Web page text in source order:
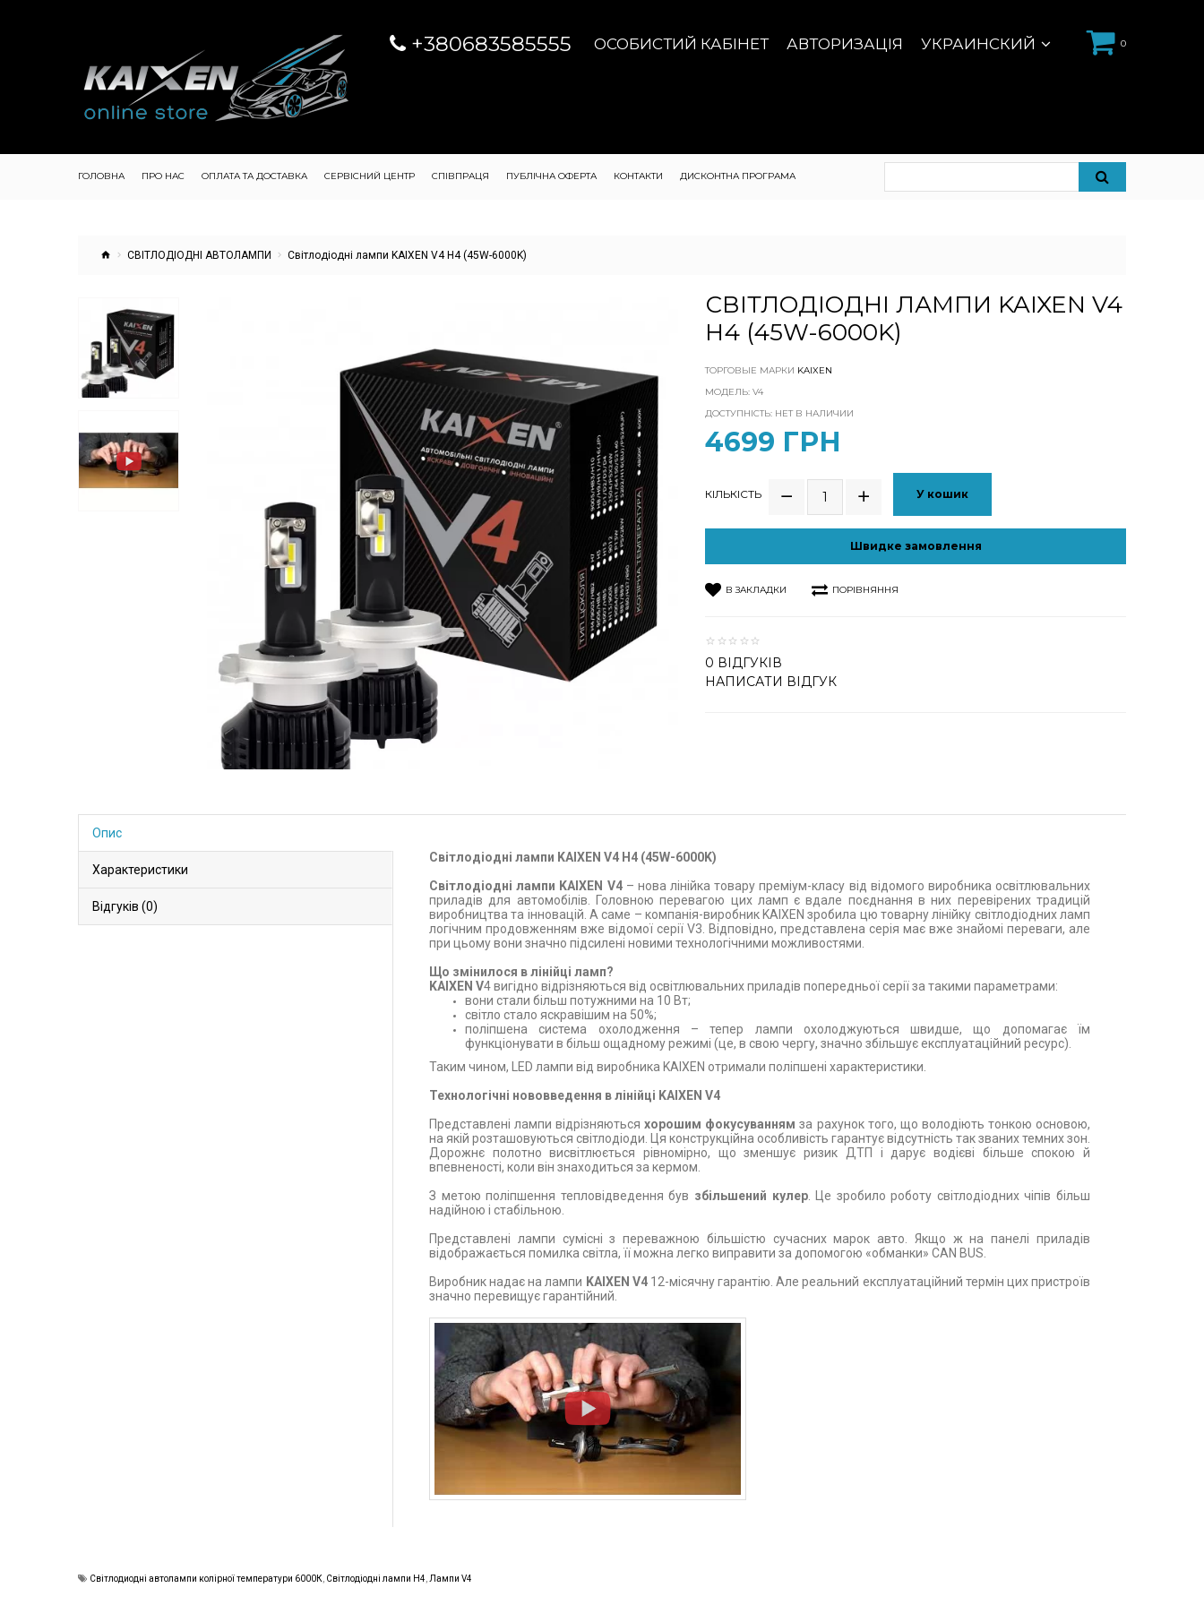
0
ОСОБИСТИЙ КАБІНЕТ
+380683585555 АВТОРИЗАЦІЯ УКРАИНСКИЙ
ГОЛОВНА ПРО НАС ОПЛАТА ТА ДОСТАВКА СЕРВІСНИЙ ЦЕНТР СПІВПРАЦЯ ПУБЛІЧНА ОФЕРТА КОНТАКТИ ДИСКОНТНА ПРОГРАМА
СВІТЛОДІОДНІ АВТОЛАМПИ Світлодіодні лампи KAIXEN V4 H4 (45W-6000K)
СВІТЛОДІОДНІ ЛАМПИ KAIXEN V4
H4 (45W-6000K)
ТОРГОВЫЕ МАРКИ KAIXEN
МОДЕЛЬ: V4
ДОСТУПНІСТЬ: НЕТ В НАЛИЧИИ
4699 ГРН
КІЛЬКІСТЬ У кошик
Швидке замовлення
В ЗАКЛАДКИ ПОРІВНЯННЯ
0 ВІДГУКІВ
НАПИСАТИ ВІДГУК
Опис
Характеристики
Відгуків (0)
Світлодіодні лампи KAIXEN V4 H4 (45W-6000K)
Світлодіодні лампи KAIXEN V4– нова лінійка товару преміум-класу від відомого виробника освітлювальних
приладів для автомобілів. Головною перевагою цих ламп є вдале поєднання в них перевірених традицій
виробництва та інновацій. А саме – компанія-виробник KAIXEN зробила цю товарну лінійку світлодіодних ламп
логічним продовженням вже відомої серії V3. Відповідно, представлена серія має вже знайомі переваги, але
при цьому вони значно підсилені новими технологічними можливостями.
Що змінилося в лінійці ламп?
KAIXEN V4 вигідно відрізняються від освітлювальних приладів попередньої серії за такими параметрами:
вони стали більш потужними на 10 Вт;
світло стало яскравішим на 50%;
поліпшена система охолодження – тепер лампи охолоджуються швидше, що допомагає їм
функціонувати в більш ощадному режимі (це, в свою чергу, значно збільшує експлуатаційний ресурс).
Таким чином, LED лампи від виробника KAIXEN отримали поліпшені характеристики.
Технологічні нововведення в лінійці KAIXEN V4
Представлені лампи відрізняютьсяхорошим фокусуванням за рахунок того, що володіють тонкою основою,
на якій розташовуються світлодіоди. Ця конструкційна особливість гарантує відсутність так званих темних зон.
Дорожнє полотно висвітлюється рівномірно, що зменшує ризик ДТП і дарує водієві більше спокою й
впевненості, коли він знаходиться за кермом.
З метою поліпшення тепловідведення був збільшений кулер. Це зробило роботу світлодіодних чіпів більш
надійною і стабільною.
Представлені лампи сумісні з переважною більшістю сучасних марок авто. Якщо ж на панелі приладів
відображається помилка світла, її можна легко виправити за допомогою «обманки» CAN BUS.
Виробник надає на лампи KAIXEN V412-місячну гарантію. Але реальний експлуатаційний термін цих пристроїв
значно перевищує гарантійний.
Світлодиодні автолампи колірної температури 6000К Світлодіодні лампи Н4 Лампи V4